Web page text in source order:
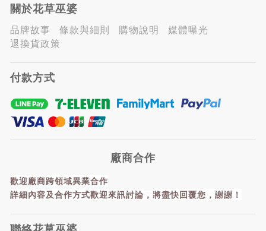
關於花草巫婆
品牌故事 條款與細則 購物說明
媒體曝光
退換貨政策
付款方式
廠商合作
歡迎廠商跨領域異業合作
詳細內容及合作方式歡迎來訊討論 ， 將盡快回覆您，謝謝！